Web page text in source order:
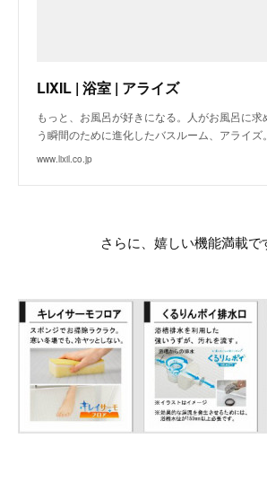
LIXIL | 浴室 | アライズ
もっと、お風呂が好きになる。人がお風呂に求
う瞬間のために進化したバスルーム、アライ
www.lixil.co.jp
さらに、嬉しい機能満載で